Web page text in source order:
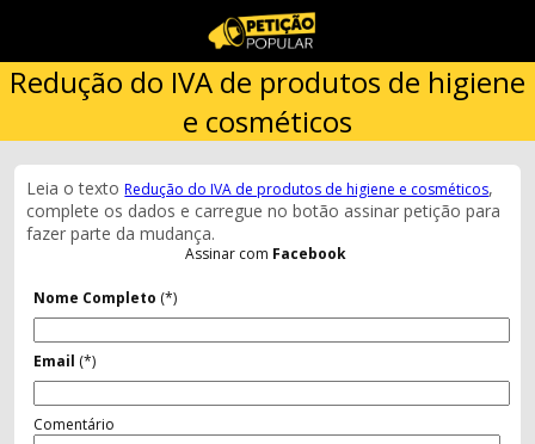
Redução do IVA de produtos de higiene
e cosméticos
Leia o textoRedução do IVA de produtos de higiene e cosméticos,
complete os dados e carregue no botão assinar petição para
fazer parte da mudança.
Assinar com Facebook
Nome Completo (*)
Email (*)
Comentário